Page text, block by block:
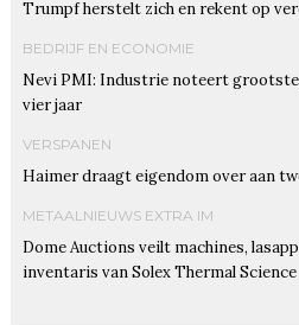
Trumpf herstelt zich en rekent op
BEDRIJF EN ECONOMIE
Nevi PMI: Industrie noteert
vier jaar
VERSPANEN
Haimer draagt eigendom over aan
METAALNIEUWS EXTRA IM
Dome Auctions veilt machines,
inventaris van Solex Thermal Science